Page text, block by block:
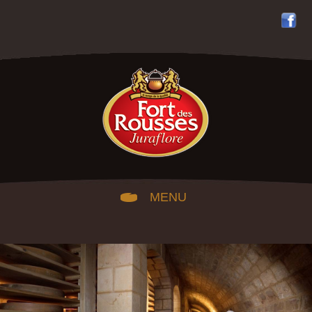
MENU
HISTOIRE DU FORT
DES ROUSSES
DES CAVES À
COMTÉ D'EXCEPTION